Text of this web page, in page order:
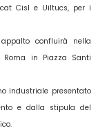
Cisl e Uiltucs, per i
confluirà nella
in Piazza Santi
industriale presentato
e dalla stipula del